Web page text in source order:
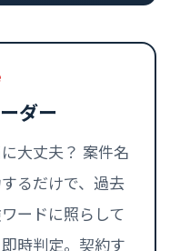
ダー
大丈夫？ 案件名
るだけで、過去
ードに照らして
時判定。契約す